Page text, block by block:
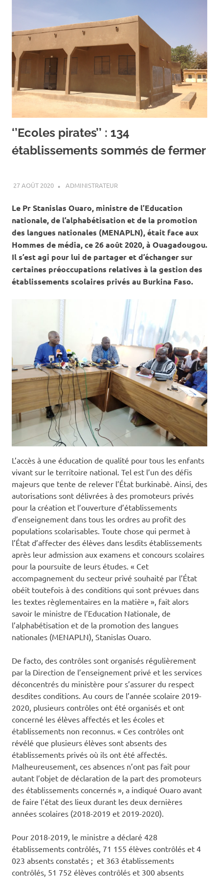
‘’Ecoles pirates’’ : 134
établissements sommés de fermer
27 AOÛT 2020 ADMINISTRATEURACTUALITÉ
Le Pr Stanislas Ouaro, ministre de l’Education
nationale, de l’alphabétisation et de la promotion
des langues nationales (MENAPLN), était face aux
Hommes de média, ce 26 août 2020, à Ouagadougou.
Il s’est agi pour lui de partager et d’échanger sur
certaines préoccupations relatives à la gestion des
établissements scolaires privés au Burkina Faso.
L’accès à une éducation de qualité pour tous les enfants
vivant sur le territoire national. Tel est l’un des défis
majeurs que tente de relever l’État burkinabè. Ainsi, des
autorisations sont délivrées à des promoteurs privés
pour la création et l’ouverture d’établissements
d’enseignement dans tous les ordres au profit des
populations scolarisables. Toute chose qui permet à
l’État d’affecter des élèves dans lesdits établissements
après leur admission aux examens et concours scolaires
pour la poursuite de leurs études. « Cet
accompagnement du secteur privé souhaité par l’État
obéit toutefois à des conditions qui sont prévues dans
les textes règlementaires en la matière », fait alors
savoir le ministre de l’Education Nationale, de
l’alphabétisation et de la promotion des langues
nationales (MENAPLN), Stanislas Ouaro.
De facto, des contrôles sont organisés régulièrement
par la Direction de l’enseignement privé et les services
déconcentrés du ministère pour s’assurer du respect
desdites conditions. Au cours de l’année scolaire 2019-
2020, plusieurs contrôles ont été organisés et ont
concerné les élèves affectés et les écoles et
établissements non reconnus. « Ces contrôles ont
révélé que plusieurs élèves sont absents des
établissements privés où ils ont été affectés.
Malheureusement, ces absences n’ont pas fait pour
autant l’objet de déclaration de la part des promoteurs
des établissements concernés », a indiqué Ouaro avant
de faire l’état des lieux durant les deux dernières
années scolaires (2018-2019 et 2019-2020).
Pour 2018-2019, le ministre a déclaré 428
établissements contrôlés, 71 155 élèves contrôlés et 4
023 absents constatés ; et 363 établissements
contrôlés, 51 752 élèves contrôlés et 300 absents